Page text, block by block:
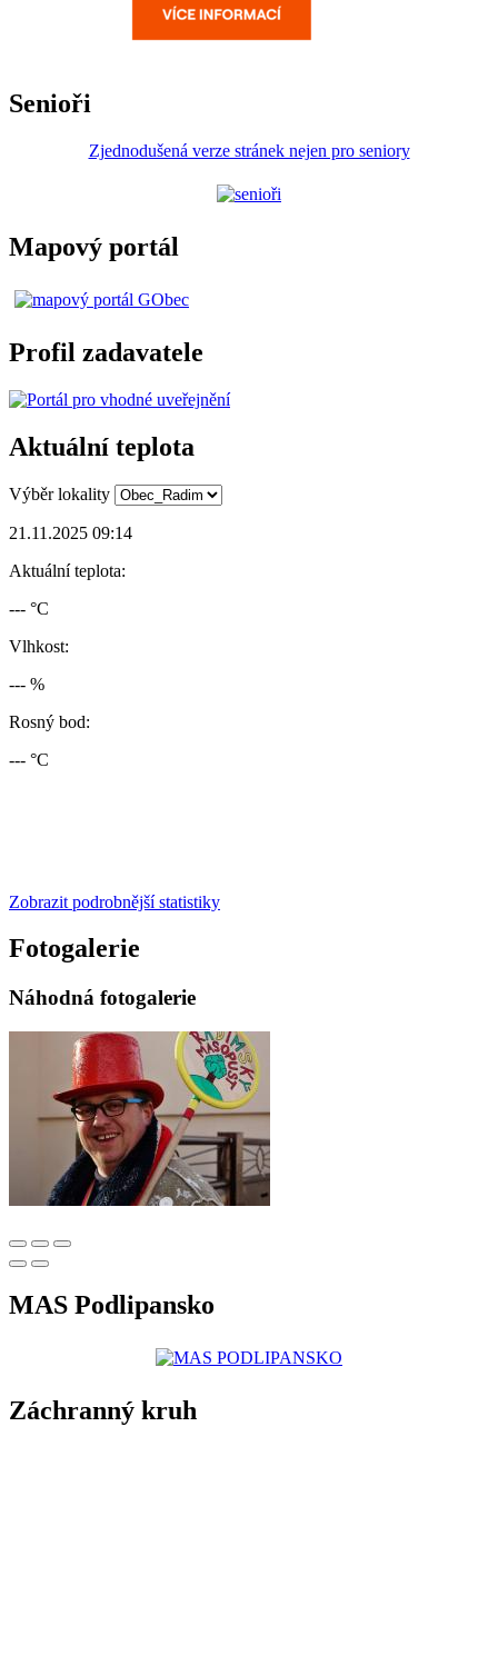
Senioři
Zjednodušená verze stránek nejen pro seniory
Mapový portál
Profil zadavatele
Aktuální teplota
Výběr lokality
21.11.2025 09:14
Aktuální teplota:
--- °C
Vlhkost:
--- %
Rosný bod:
--- °C
Zobrazit podrobnější statistiky
Fotogalerie
Náhodná fotogalerie
MAS Podlipansko
Záchranný kruh